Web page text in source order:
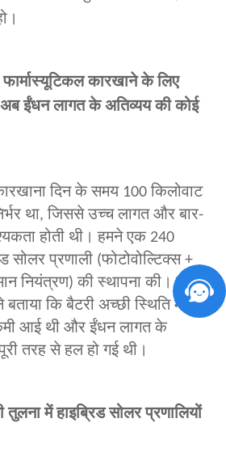
कारखाने के लिए
ईंधन लागत के अतिव्यय की कोई
दिन के समय 100 किलोवाट
था, जिससे उच्च लागत और बार-
होती थी। हमने एक 240
सोलर प्रणाली (फोटोवोल्टिक्स +
नियंत्रण) की स्थापना की। तीन
कि बैटरी अच्छी स्थिति में थी,
आई थी और ईंधन लागत के
तरह से हल हो गई थी।
में हाइब्रिड सोलर प्रणालियों